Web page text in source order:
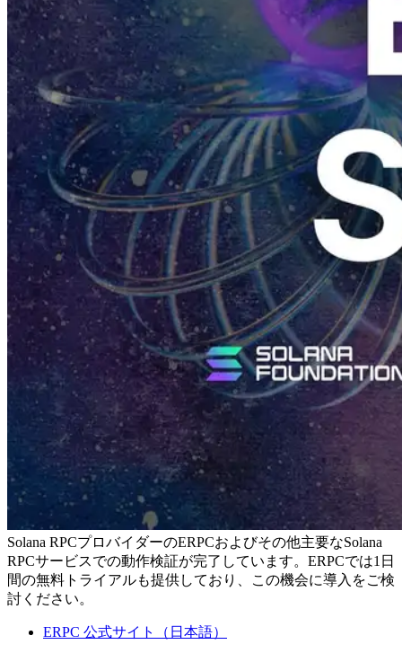
Solana RPCプロバイダーのERPCおよびその他主要なSolana
RPCサービスでの動作検証が完了しています。ERPCでは1日
間の無料トライアルも提供しており、この機会に導入をご検
討ください。
ERPC 公式サイト（日本語）